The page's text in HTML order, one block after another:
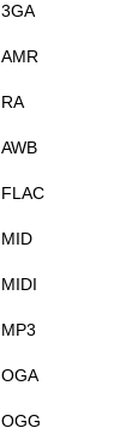
3GA
AMR
RA
AWB
FLAC
MID
MIDI
MP3
OGA
OGG